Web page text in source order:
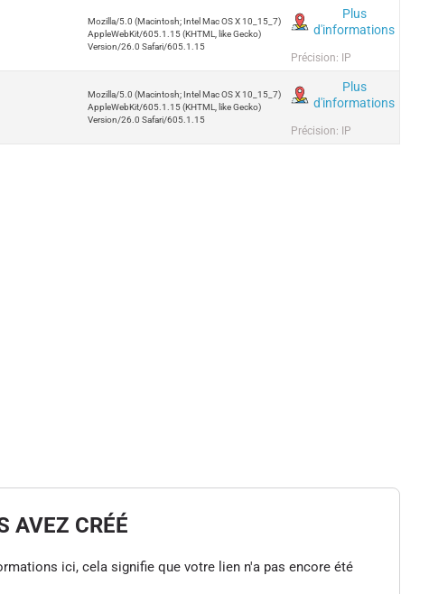
Mozilla/5.0 (Macintosh; Intel Mac OS X 10_15_7)
AppleWebKit/605.1.15 (KHTML, like Gecko)
Version/26.0 Safari/605.1.15
Plus
d'informations
Précision: IP
Mozilla/5.0 (Macintosh; Intel Mac OS X 10_15_7)
AppleWebKit/605.1.15 (KHTML, like Gecko)
Version/26.0 Safari/605.1.15
Plus
d'informations
Précision: IP
AVEZ CRÉÉ
ici, cela signifie que votre lien n'a pas encore été